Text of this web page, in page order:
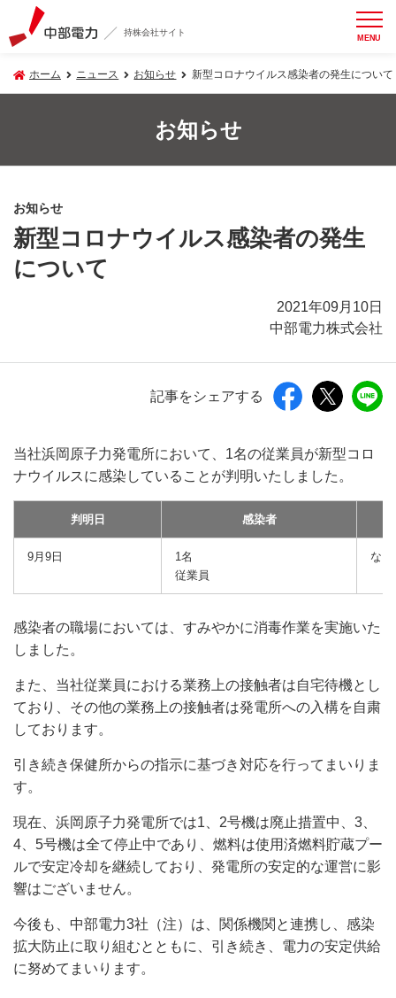
持株会社サイト MENU
ホーム ニュース お知らせ 新型コロナウイルス感染者の発生について
お知らせ
お知らせ
新型コロナウイルス感染者の発生
について
2021年09月10日
中部電力株式会社
記事をシェアする
当社浜岡原子力発電所において、1名の従業員が新型コロ
ナウイルスに感染していることが判明いたしました。
判明日 感染者
9月9日
1名
従業員
なし
感染者の職場においては、すみやかに消毒作業を実施いた
しました。
また、当社従業員における業務上の接触者は自宅待機とし
ており、その他の業務上の接触者は発電所への入構を自粛
しております。
引き続き保健所からの指示に基づき対応を行ってまいりま
す。
現在、浜岡原子力発電所では1、2号機は廃止措置中、3、
4、5号機は全て停止中であり、燃料は使用済燃料貯蔵プー
ルで安定冷却を継続しており、発電所の安定的な運営に影
響はございません。
今後も、中部電力3社（注）は、関係機関と連携し、感染
拡大防止に取り組むとともに、引き続き、電力の安定供給
に努めてまいります。